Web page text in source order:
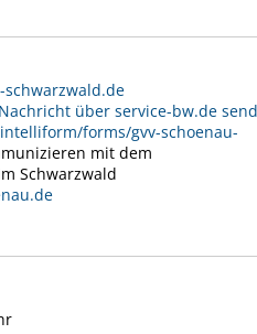
schwarzwald.de
über service-bw.de
forms/gvv-schoenau-
mit dem
Schwarzwald